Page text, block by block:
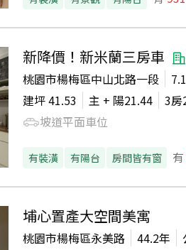
新降價！新米蘭三房車
桃園市楊梅區中山北路一段
建坪41.53 主 + 陽21.44 3房
坡道平面車位
有裝潢 有陽台 房間皆有窗 有
埔心置產大空間美寓
桃園市楊梅區永美路 44.2年